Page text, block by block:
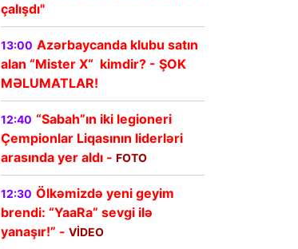
çalışdı"
13:00 Azərbaycanda klubu satın
alan “Mister X“ kimdir? - ŞOK
MƏLUMATLAR!
12:40 “Sabah”ın iki legioneri
Çempionlar Liqasının liderləri
arasında yer aldı - FOTO
12:30 Ölkəmizdə yeni geyim
brendi: “YaaRa” sevgi ilə
yanaşır!” - VİDEO